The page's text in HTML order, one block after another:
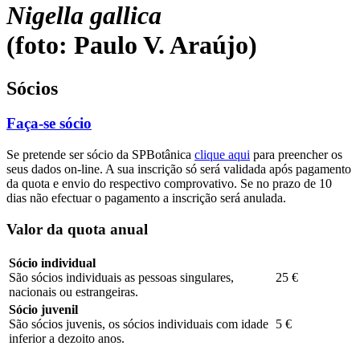
Nigella gallica
(foto: Paulo V. Araújo)
Sócios
Faça-se sócio
Se pretende ser sócio da SPBotânica clique aqui para preencher os
seus dados on-line. A sua inscrição só será validada após pagamento
da quota e envio do respectivo comprovativo. Se no prazo de 10
dias não efectuar o pagamento a inscrição será anulada.
Valor da quota anual
Sócio individual
São sócios individuais as pessoas singulares,
nacionais ou estrangeiras.
25 €
Sócio juvenil
São sócios juvenis, os sócios individuais com idade
inferior a dezoito anos.
5 €